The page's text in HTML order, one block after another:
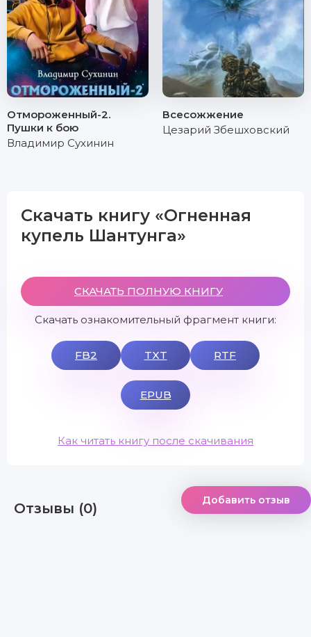
Отмороженный-2.
Пушки к бою
Владимир Сухинин
Всесожжение
Цезарий Збешховский
Скачать книгу «Огненная
купель Шантунга»
СКАЧАТЬ ПОЛНУЮ КНИГУ
Скачать ознакомительный фрагмент книги:
FB2 TXT RTF
EPUB
Как читать книгу после скачивания
Отзывы (0) Добавить отзыв